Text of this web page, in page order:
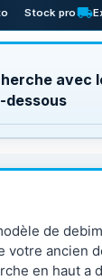
Stock prolocal_shipping
avec
dessous
de
votre ancien
en haut a